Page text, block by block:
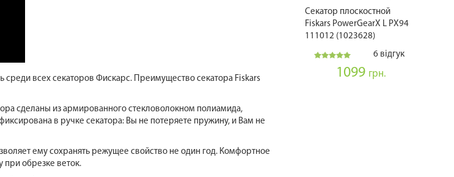
среди всех секаторов Фискарс. Преимущество секатора Fiskars
сделаны из армированного стекловолокном полиамида,
в ручке секатора: Вы не потеряете пружину, и Вам не
ему сохранять режущее свойство не один год. Комфортное
при обрезке веток.
Секатор плоскостной
Fiskars PowerGearX L PX94
111012 (1023628)
6 відгук
1099 грн.